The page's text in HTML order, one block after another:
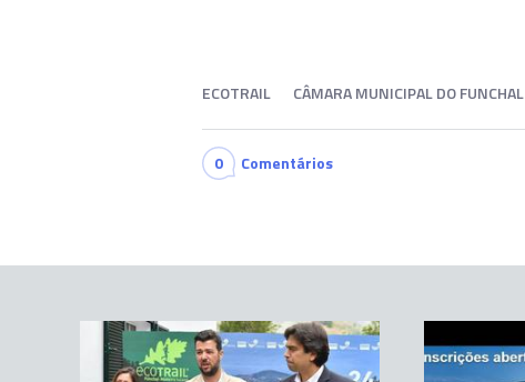
ECOTRAIL CÂMARA MUNICIPAL DO FUNCHAL
0 Comentários